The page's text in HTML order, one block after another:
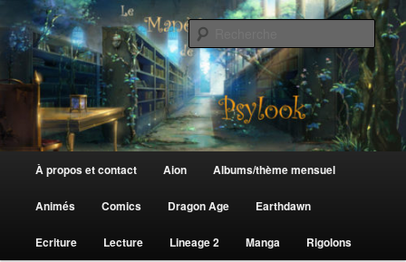
au
contenu
principalLe Manège de Psylook
principal
À propos et contact Aion Albums/thème mensuel
Animés Comics Dragon Age Earthdawn
Ecriture Lecture Lineage 2 Manga Rigolons